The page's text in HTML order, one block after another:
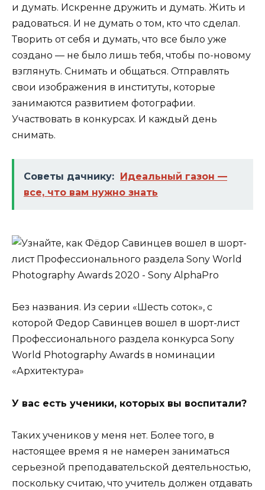
и думать. Искренне дружить и думать. Жить и
радоваться. И не думать о том, кто что сделал.
Творить от себя и думать, что все было уже
создано — не было лишь тебя, чтобы по-новому
взглянуть. Снимать и общаться. Отправлять
свои изображения в институты, которые
занимаются развитием фотографии.
Участвовать в конкурсах. И каждый день
снимать.
Советы дачнику: Идеальный газон —
все, что вам нужно знать
Без названия. Из серии «Шесть соток», с
которой Федор Савинцев вошел в шорт-лист
Профессионального раздела конкурса Sony
World Photography Awards в номинации
«Архитектура»
У вас есть ученики, которых вы воспитали?
Таких учеников у меня нет. Более того, в
настоящее время я не намерен заниматься
серьезной преподавательской деятельностью,
поскольку считаю, что учитель должен отдавать